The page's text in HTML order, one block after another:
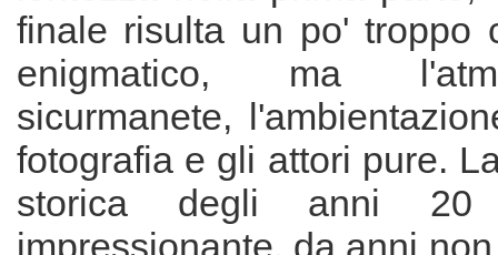
finale risulta un po' troppo
enigmatico, ma
sicurmanete,
fotografia e gli attori pure.
storica degli anni 20
impressionante, da anni